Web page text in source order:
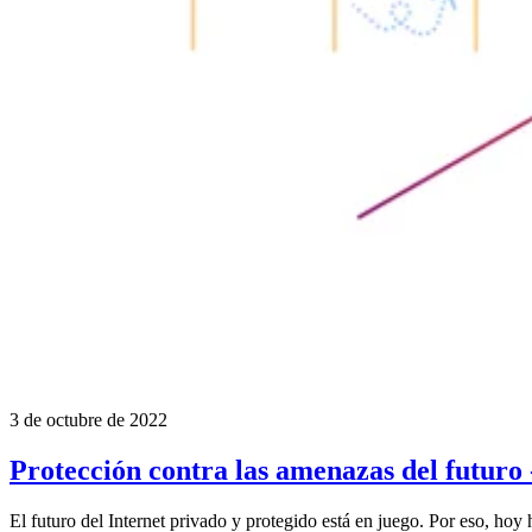
3 de octubre de 2022
Protección contra las amenazas del
El futuro del Internet privado y protegido está en juego. Por eso,